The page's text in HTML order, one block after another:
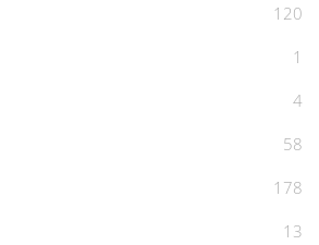
120
1
4
58
178
13